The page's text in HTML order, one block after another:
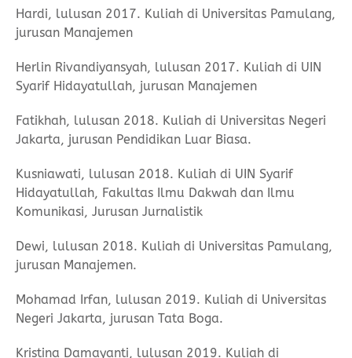
Hardi, lulusan 2017. Kuliah di Universitas Pamulang,
jurusan Manajemen
Herlin Rivandiyansyah, lulusan 2017. Kuliah di UIN
Syarif Hidayatullah, jurusan Manajemen
Fatikhah, lulusan 2018. Kuliah di Universitas Negeri
Jakarta, jurusan Pendidikan Luar Biasa.
Kusniawati, lulusan 2018. Kuliah di UIN Syarif
Hidayatullah, Fakultas Ilmu Dakwah dan Ilmu
Komunikasi, Jurusan Jurnalistik
Dewi, lulusan 2018. Kuliah di Universitas Pamulang,
jurusan Manajemen.
Mohamad Irfan, lulusan 2019. Kuliah di Universitas
Negeri Jakarta, jurusan Tata Boga.
Kristina Damayanti, lulusan 2019. Kuliah di